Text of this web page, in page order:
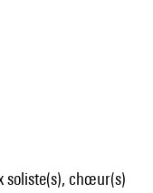
soliste(s), chœur(s)